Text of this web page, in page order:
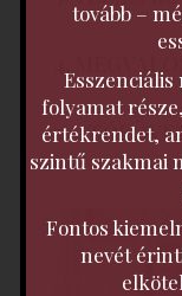
4.
5.
tovább –
folyamat
értékrendet,
szintű szakmai
Fontos
nevét